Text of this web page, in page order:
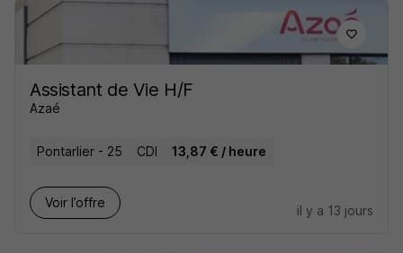
Assistant de Vie H/F
Azaé
Pontarlier - 25 CDI 13,87 € / heure
Voir l’offre
il y a 13 jours